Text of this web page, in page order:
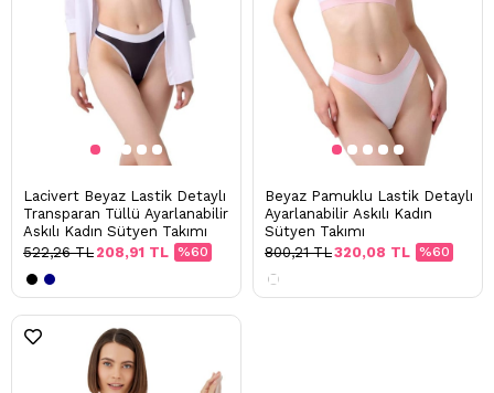
Lacivert Beyaz Lastik Detaylı
Transparan Tüllü Ayarlanabilir
Askılı Kadın Sütyen Takımı
%60
208,91 TL
522,26 TL
Beyaz Pamuklu Lastik Detaylı
Ayarlanabilir Askılı Kadın
Sütyen Takımı
%60
320,08 TL
800,21 TL